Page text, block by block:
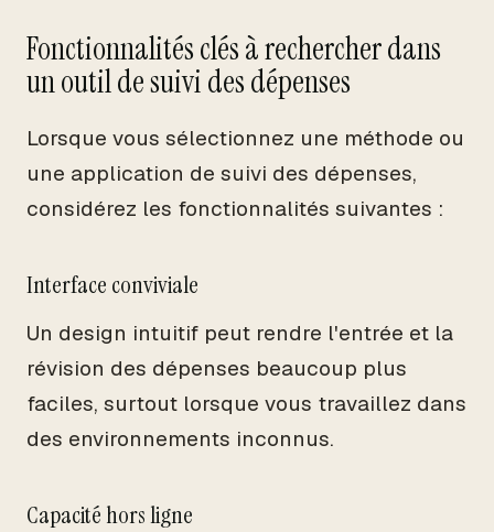
Fonctionnalités clés à rechercher dans
un outil de suivi des dépenses
Lorsque vous sélectionnez une méthode ou
une application de suivi des dépenses,
considérez les fonctionnalités suivantes :
Interface conviviale
Un design intuitif peut rendre l'entrée et la
révision des dépenses beaucoup plus
faciles, surtout lorsque vous travaillez dans
des environnements inconnus.
Capacité hors ligne